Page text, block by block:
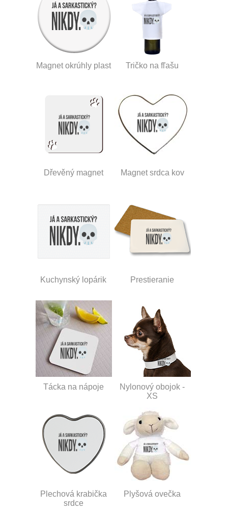
Magnet okrúhly plast Tričko na fľašu
Dřevěný magnet Magnet srdca kov
Kuchynský lopárik Prestieranie
Tácka na nápoje
Nylonový obojok -
XS
Plechová krabička
srdce
Plyšová ovečka